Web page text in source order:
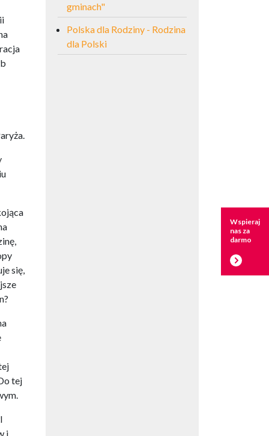
się,
tej
i
gminach"
Polska dla Rodziny - Rodzina
dla Polski
Wspieraj
nas za
darmo